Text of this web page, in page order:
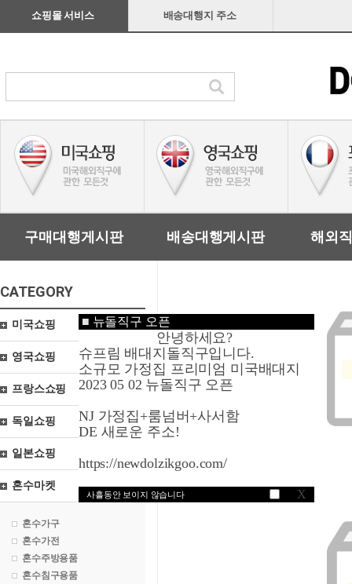
■ 뉴돌직구 오픈
안녕하세요?
슈프림 배대지돌직구입니다.
소규모 가정집 프리미엄 미국배대지
2023 05 02 뉴돌직구 오픈
NJ 가정집+룸넘버+사서함
DE 새로운 주소!
https://newdolzikgoo.com/
사흘동안 보이지 않습니다 X
쇼핑몰 서비스 배송대행지 주소
구매대행게시판 배송대행게시판 해외
CATEGORY
미국쇼핑
영국쇼핑
프랑스쇼핑
독일쇼핑
일본쇼핑
혼수마켓
혼수가구
혼수가전
혼수주방용품
혼수침구용품